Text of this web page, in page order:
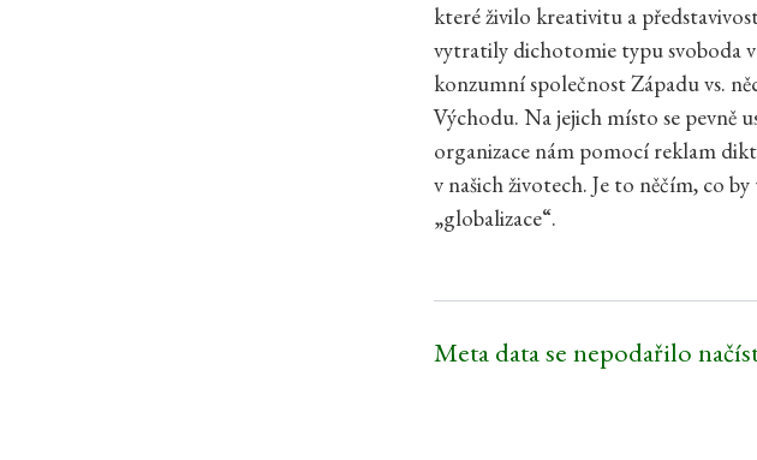
které živilo kreativitu a
vytratily dichotomie typu svoboda
konzumní společnost Západu vs.
Východu. Na jejich místo se pevně
organizace nám pomocí reklam
v našich životech. Je to něčím, co
„globalizace“.
Meta data se nepodařilo